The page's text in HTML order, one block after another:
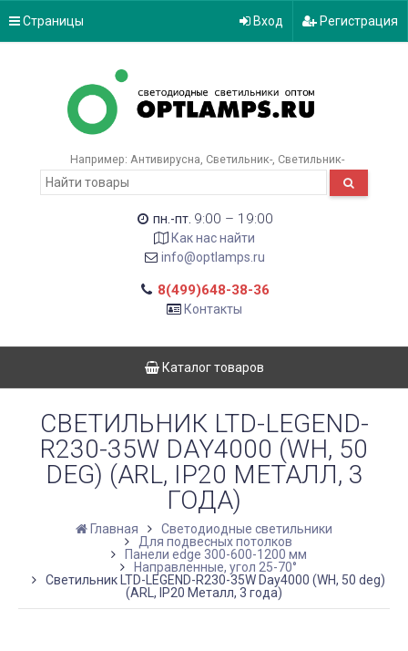
Страницы Вход Регистрация
Например: Антивирусна Светильник- Светильник-
пн.-пт. 9:00 – 19:00
Как нас найти
info@optlamps.ru
8(499)648-38-36
Контакты
Каталог товаров
СВЕТИЛЬНИК LTD-LEGEND-
R230-35W DAY4000 (WH, 50
DEG) (ARL, IP20 МЕТАЛЛ, 3
ГОДА)
Главная
Светодиодные светильники
Для подвесных потолков
Панели edge 300-600-1200 мм
Направленные, угол 25-70°
Светильник LTD-LEGEND-R230-35W Day4000 (WH, 50 deg)
(ARL, IP20 Металл, 3 года)